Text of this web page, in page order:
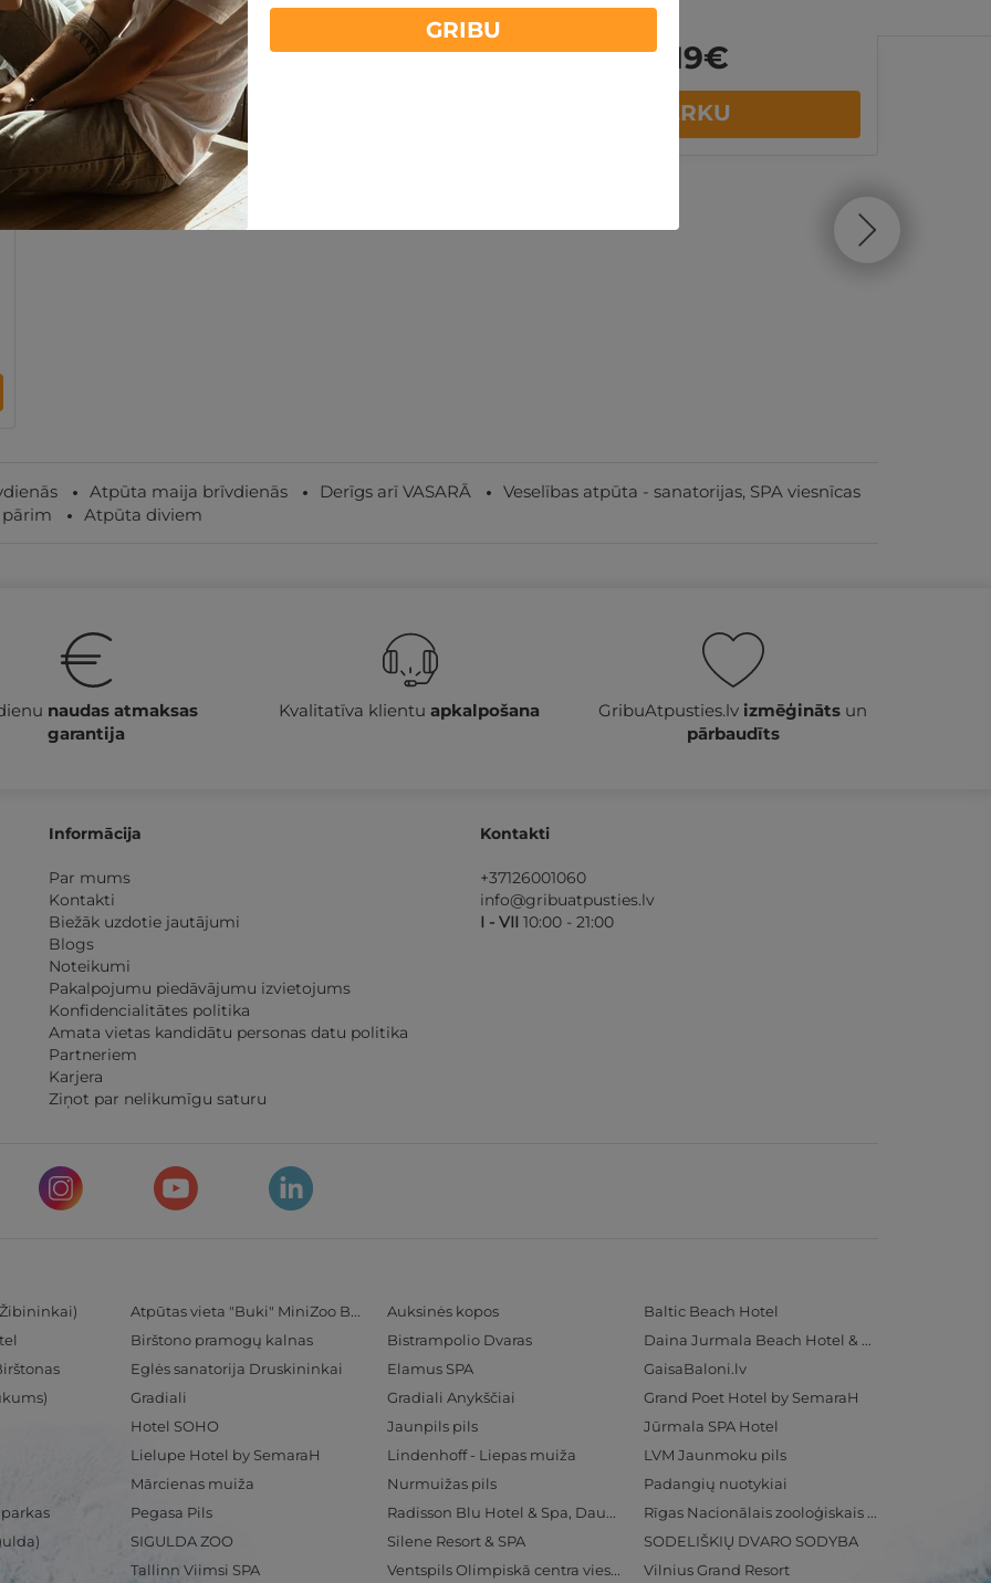
319€
PĒRKU
Atpūta maija brīvdienās Derīgs arī VASARĀ
Veselības atpūta - sanatorijas, SPA viesnīcas
Atpūta diviem
naudas atmaksas
garantija
Kvalitatīva klientuapkalpošana GribuAtpusties.lv izmēģināts un
pārbaudīts
Informācija
Par mums
Kontakti
Biežāk uzdotie jautājumi
Blogs
Noteikumi
Pakalpojumu piedāvājumu izvietojums
Konfidencialitātes politika
Amata vietas kandidātu personas datu politika
Partneriem
Karjera
Ziņot par nelikumīgu saturu
Kontakti
+37126001060
info@gribuatpusties.lv
I - VII 10:00 - 21:00
Atpūtas vieta "Buki" MiniZoo BUKS Auksinės kopos
Baltic Beach Hotel
Birštono pramogų kalnas Bistrampolio Dvaras
Daina Jurmala Beach Hotel & SPA
Eglės sanatorija Druskininkai Elamus SPA
GaisaBaloni.lv
Gradiali Gradiali Anykščiai
Grand Poet Hotel by SemaraH
Hotel SOHO Jaunpils pils
Jūrmala SPA Hotel
Lielupe Hotel by SemaraH Lindenhoff - Liepas muiža
LVM Jaunmoku pils
Mārcienas muiža Nurmuižas pils
Padangių nuotykiai
Pegasa Pils Radisson Blu Hotel & Spa, Daugava Riga
Rīgas Nacionālais zooloģiskais dārzs
SIGULDA ZOO Silene Resort & SPA
SODELIŠKIŲ DVARO SODYBA
Tallinn Viimsi SPA Ventspils Olimpiskā centra viesnīca Vilnius Grand Resort
GRIBU